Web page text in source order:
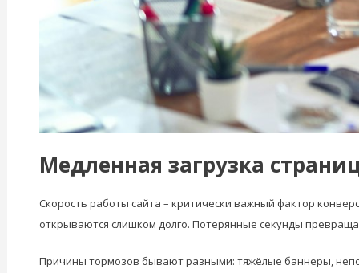
Медленная загрузка
Скорость работы сайта – критически важный фактор
открываются слишком долго. Потерянные секунды
Причины тормозов бывают разными: тяжёлые баннеры,